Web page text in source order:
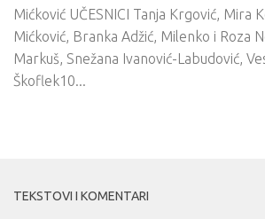
Mićković UČESNICI Tanja Krgović, Mira
Mićković, Branka Adžić, Milenko i Roza
Markuš, Snežana Ivanović-Labudović,
Škoflek10...
TEKSTOVI I KOMENTARI